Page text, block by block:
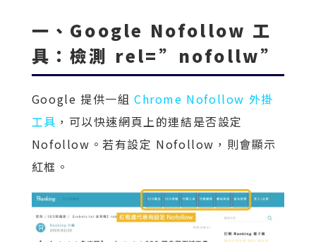
一、Google Nofollow 工
具：檢測 rel=”nofollw”
Google 提供一組 Chrome Nofollow 外掛
工具 ，可以快速網頁上的連結是否設定
Nofollow。若有設定 Nofollow，則會顯示
紅框。